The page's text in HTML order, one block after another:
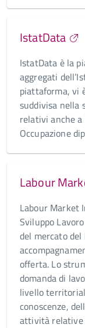
IstatData
IstatData è la
aggregati
piattaforma, vi
suddivisa nella
relativi anche a
Occupazione
Labour
Labour Market
Sviluppo
del mercato
offerta. Lo
domanda di
livello
conoscenze,
attività relative